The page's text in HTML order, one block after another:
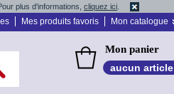
plus d'informations, cliquez ici
Mes produits favoris Mon catalogue
Mon panier
aucun article